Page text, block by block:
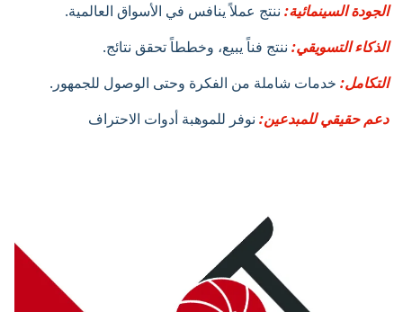
الجودة السينمائية: ننتج عملاً ينافس في الأسواق العالمية.
الذكاء التسويقي: ننتج فناً يبيع، وخططاً تحقق نتائج.
التكامل: خدمات شاملة من الفكرة وحتى الوصول للجمهور.
دعم حقيقي للمبدعين: نوفر للموهبة أدوات الاحتراف